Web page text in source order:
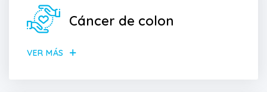
Cáncer de colon
VER MÁS